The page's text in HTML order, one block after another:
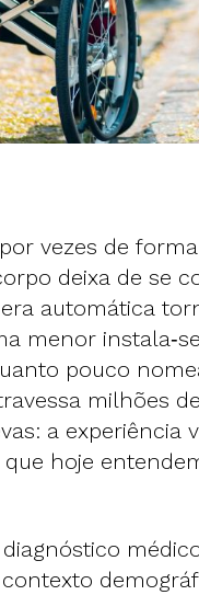
vezes de
deixa de se
automática
menor
pouco
milhões
a experiência
hoje